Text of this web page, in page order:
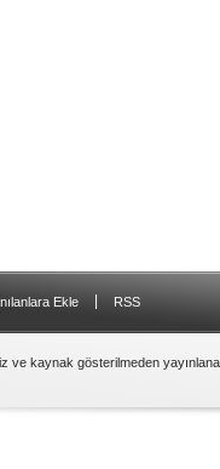
Ekle RSS
ve kaynak gösterilmeden